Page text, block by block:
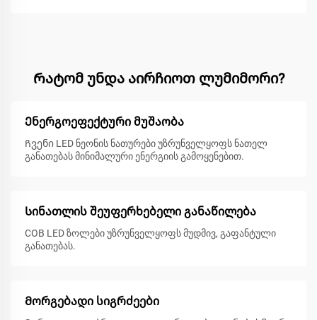
Რატომ უნდა აირჩიოთ ლუმიმორი?
Ენერგოეფექტური მუშაობა
Ჩვენი LED ნეონის ნათურები უზრუნველყოფს ნათელ
განათებას მინიმალური ენერგიის გამოყენებით.
Სინათლის შეუფერხებელი განაწილება
COB LED ზოლები უზრუნველყოფს მუდმივ, გაფანტული
განათებას.
Მორგებადი სიგრძეები